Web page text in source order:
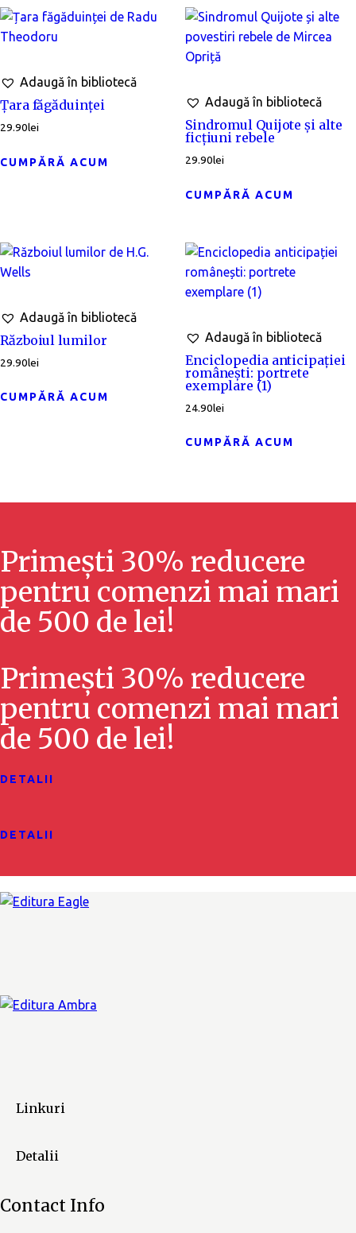
Adaugă în bibliotecă
Țara făgăduinței
29.90lei
CUMPĂRĂ ACUM
Adaugă în bibliotecă
Sindromul Quijote și alte
ficțiuni rebele
29.90lei
CUMPĂRĂ ACUM
Adaugă în bibliotecă
Războiul lumilor
29.90lei
CUMPĂRĂ ACUM
Adaugă în bibliotecă
Enciclopedia anticipației
românești: portrete
exemplare (1)
24.90lei
CUMPĂRĂ ACUM
Primești 30% reducere
pentru comenzi mai mari
de 500 de lei!
Primești 30% reducere
pentru comenzi mai mari
de 500 de lei!
DETALII
DETALII
Linkuri
Detalii
Contact Info